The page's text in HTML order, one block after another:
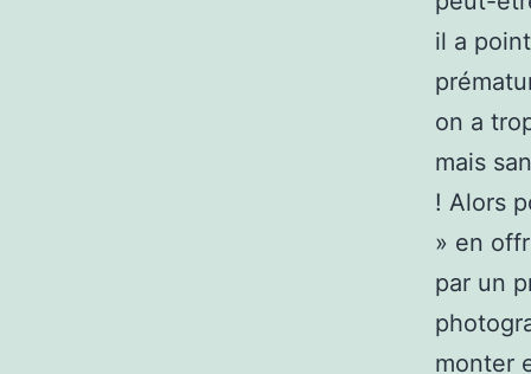
il a
on a
mais
! Alors
» en
par un
monter